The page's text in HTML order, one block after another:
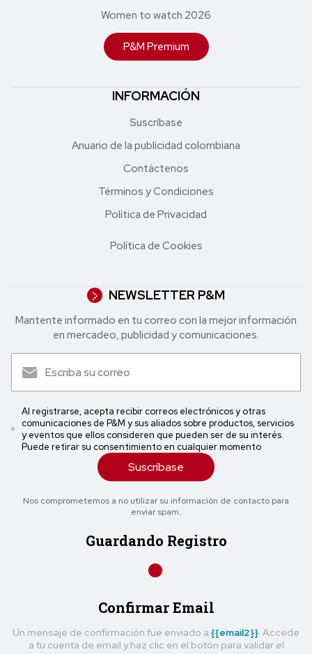
Women to watch 2026
P&M Premium
INFORMACIÓN
Suscríbase
Anuario de la publicidad colombiana
Contáctenos
Términos y Condiciones
Política de Privacidad
Política de Cookies
NEWSLETTER P&M
Mantente informado en tu correo con la mejor in formación
en mercadeo, publicidad y comunicaciones.
Al registrarse, acepta recibir correos electrónicos y otras
comunicaciones de P&M y sus aliados sobre productos, servicios
y eventos que ellos consideren que pueden ser de su interés.
Puede retirar su consentimiento en cualquier momento
Suscríbase
Nos comprometemos a no utilizar su información de contacto para
enviar spam.
Guardando Registro
Confirmar Email
Un mensaje de confirmación fue enviado a {{email2}} . Accede
a tu cuenta de email y haz clic en el botón para validar el